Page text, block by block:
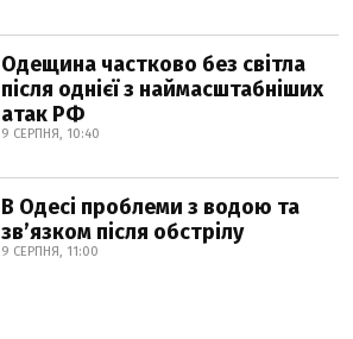
Одещина частково без світла
після однієї з наймасштабніших
атак РФ
9 СЕРПНЯ, 10:40
В Одесі проблеми з водою та
звʼязком після обстрілу
9 СЕРПНЯ, 11:00